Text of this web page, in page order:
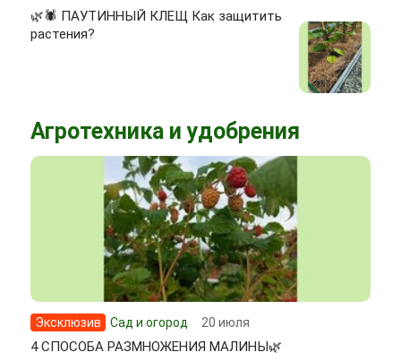
🌿🕷 ПАУТИННЫЙ КЛЕЩ Как защитить
растения?
Агротехника и удобрения
Эксклюзив Сад и огород 20 июля
4 СПОСОБА РАЗМНОЖЕНИЯ МАЛИНЫ🌿